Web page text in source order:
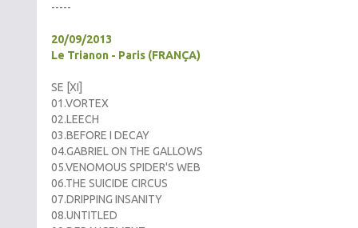
-----
20/09/2013
Le Trianon - Paris (FRANÇA)
SE [XI]
01.VORTEX
02.LEECH
03.BEFORE I DECAY
04.GABRIEL ON THE GALLOWS
05.VENOMOUS SPIDER'S WEB
06.THE SUICIDE CIRCUS
07.DRIPPING INSANITY
08.UNTITLED